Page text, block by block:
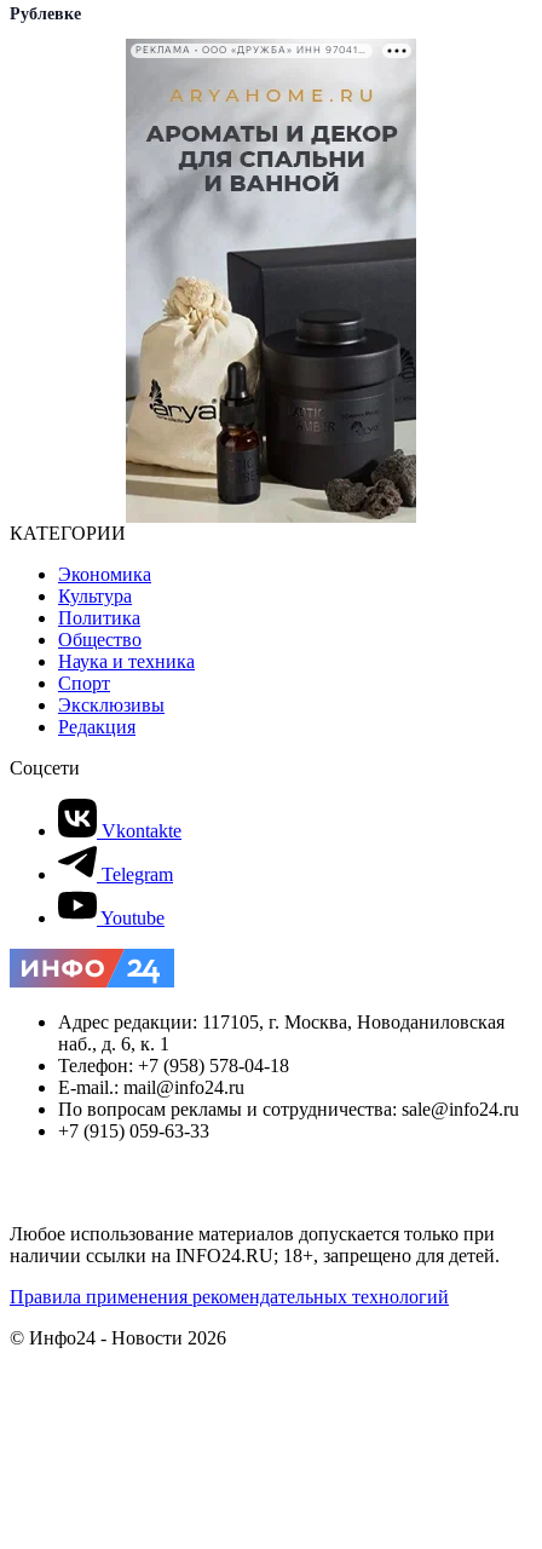
Рублевке
РЕКЛАМА • ООО «ДРУЖБА» ИНН 9704146411
КАТЕГОРИИ
Экономика
Культура
Политика
Общество
Наука и техника
Спорт
Эксклюзивы
Редакция
Соцсети
Vkontakte
Telegram
Youtube
Адрес редакции: 117105, г. Москва, Новоданиловская
наб., д. 6, к. 1
Телефон: +7 (958) 578-04-18
E-mail.: mail@info24.ru
По вопросам рекламы и сотрудничества: sale@info24.ru
+7 (915) 059-63-33
Любое использование материалов допускается только при
наличии ссылки на INFO24.RU; 18+, запрещено для детей.
Правила применения рекомендательных технологий
© Инфо24 - Новости 2026